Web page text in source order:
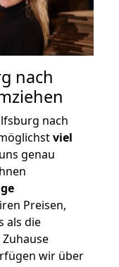
nach
nach
viel
genau
Preisen,
als die
wir über